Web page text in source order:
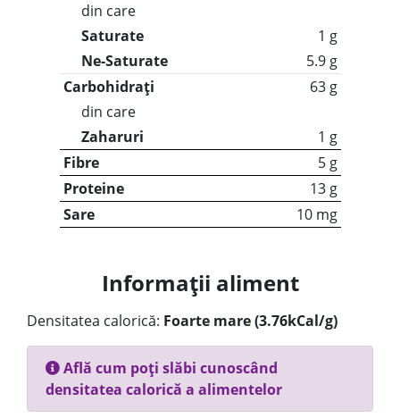
din care
Saturate
1 g
Ne-Saturate
5.9 g
Carbohidrați
63 g
din care
Zaharuri
1 g
Fibre
5 g
Proteine
13 g
Sare
10 mg
Informații aliment
Densitatea calorică: Foarte mare (3.76kCal/g)
Află cum poți slăbi cunoscând
densitatea calorică a alimentelor